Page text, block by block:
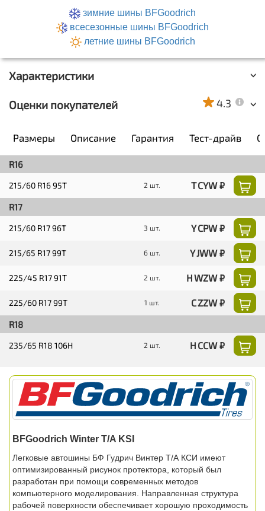
зимние шины BFGoodrich
всесезонные шины BFGoodrich
летние шины BFGoodrich
Характеристики
Оценки покупателей 4.3
Размеры Описание Гарантия Тест-драйв
R16
215/60 R16 95T 2 шт. T CYW ₽
R17
215/60 R17 96T 3 шт. Y CPW ₽
215/65 R17 99T 6 шт. Y JWW ₽
225/45 R17 91T 2 шт. H WZW ₽
225/60 R17 99T 1 шт. C ZZW ₽
R18
235/65 R18 106H 2 шт. H CCW ₽
BFGoodrich Winter T/A KSI
Легковые автошины БФ Гудрич Винтер Т/А КСИ имеют
оптимизированный рисунок протектора, который был
разработан при помощи современных методов
компьютерного моделирования. Направленная структура
рабочей поверхности обеспечивает хорошую проходимость